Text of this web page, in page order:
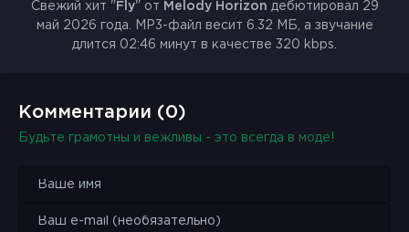
Свежий хит " Fly" от Melody Horizon дебютировал 29
май 2026 года. MP3-файл весит 6.32 МБ, а звучание
длится 02:46 минут в качестве 320 kbps.
Комментарии (0)
Будьте грамотны и вежливы - это всегда в моде!